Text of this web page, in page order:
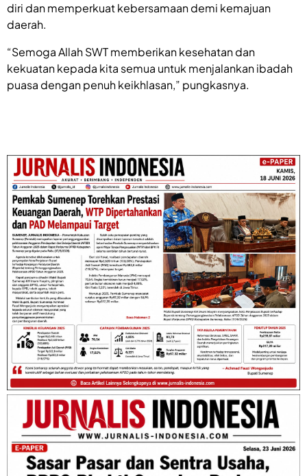
diri dan memperkuat kebersamaan demi kemajuan
daerah.
“Semoga Allah SWT memberikan kesehatan dan
kekuatan kepada kita semua untuk menjalankan ibadah
puasa dengan penuh keikhlasan,” pungkasnya.